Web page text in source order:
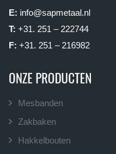
E: info@sapmetaal.nl
T: +31. 251 – 222744
F: +31. 251 – 216982
ONZE PRODUCTEN
Mesbanden
Zakbaken
Hakkelbouten